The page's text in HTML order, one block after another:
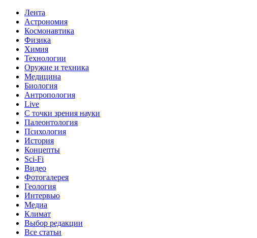
Лента
Астрономия
Космонавтика
Физика
Химия
Технологии
Оружие и техника
Медицина
Биология
Антропология
Live
С точки зрения науки
Палеонтология
Психология
История
Концепты
Sci-Fi
Видео
Фотогалерея
Геология
Интервью
Медиа
Климат
Выбор редакции
Все статьи